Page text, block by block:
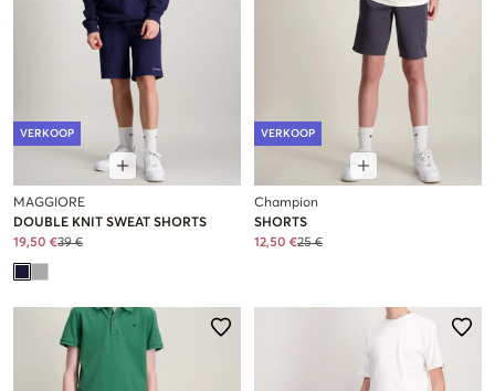
VERKOOP
MAGGIORE
DOUBLE KNIT SWEAT SHORTS
19,50 €39 €
VERKOOP
Champion
SHORTS
12,50 €25 €